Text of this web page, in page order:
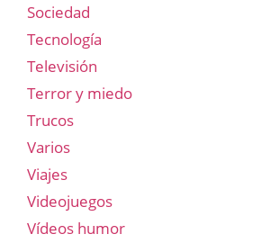
Sociedad
Tecnología
Televisión
Terror y miedo
Trucos
Varios
Viajes
Videojuegos
Vídeos humor